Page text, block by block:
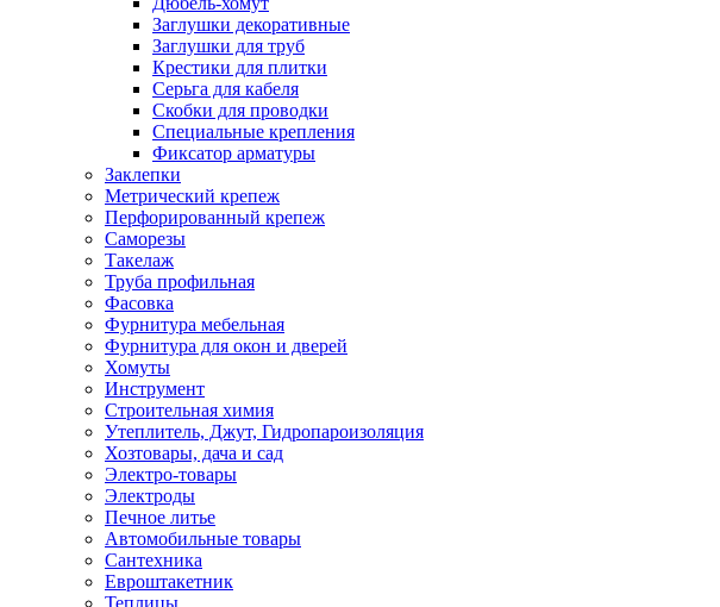
Заглушки декоративные
Заглушки для труб
Крестики для плитки
Серьга для кабеля
Скобки для проводки
Специальные крепления
Фиксатор арматуры
Заклепки
Метрический крепеж
Перфорированный крепеж
Саморезы
Такелаж
Труба профильная
Фасовка
Фурнитура мебельная
Фурнитура для окон и дверей
Хомуты
Инструмент
Строительная химия
Утеплитель, Джут, Гидропароизоляция
Хозтовары, дача и сад
Электро-товары
Электроды
Печное литье
Автомобильные товары
Сантехника
Евроштакетник
Теплицы